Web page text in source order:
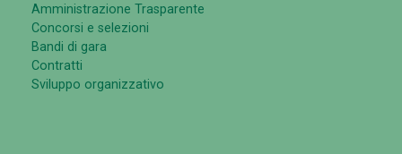
Amministrazione Trasparente
Concorsi e selezioni
Bandi di gara
Contratti
Sviluppo organizzativo